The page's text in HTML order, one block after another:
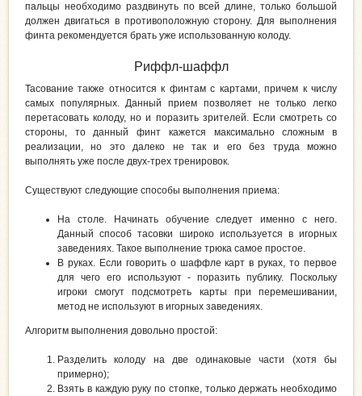
пальцы необходимо раздвинуть по всей длине, только большой
должен двигаться в противоположную сторону. Для выполнения
финта рекомендуется брать уже использованную колоду.
Риффл-шаффл
Тасование также относится к финтам с картами, причем к числу
самых популярных. Данный прием позволяет не только легко
перетасовать колоду, но и поразить зрителей. Если смотреть со
стороны, то данный финт кажется максимально сложным в
реализации, но это далеко не так и его без труда можно
выполнять уже после двух-трех тренировок.
Существуют следующие способы выполнения приема:
На столе. Начинать обучение следует именно с него.
Данный способ тасовки широко используется в игорных
заведениях. Такое выполнение трюка самое простое.
В руках. Если говорить о шаффле карт в руках, то первое
для чего его используют - поразить публику. Поскольку
игроки смогут подсмотреть карты при перемешивании,
метод не используют в игорных заведениях.
Алгоритм выполнения довольно простой:
Разделить колоду на две одинаковые части (хотя бы
примерно);
Взять в каждую руку по стопке, только держать необходимо